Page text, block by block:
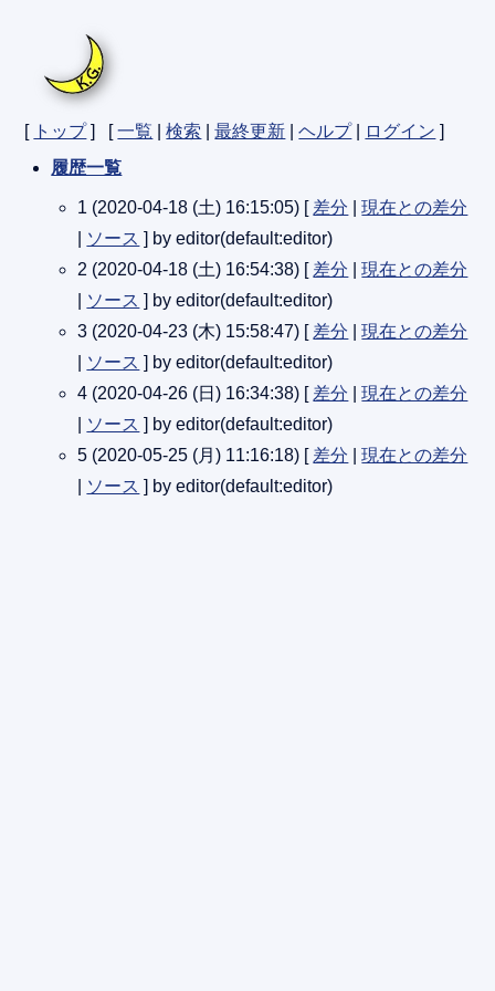
[ トップ] [一覧 |検索 |最終更新 |ヘルプ| ログイン ]
履歴一覧
1 (2020-04-18 (土) 16:15:05) [ 差分 |現在との差分
ソース ] by editor(default:editor)
2 (2020-04-18 (土) 16:54:38) [ 差分 |現在との差分
ソース ] by editor(default:editor)
3 (2020-04-23 (木) 15:58:47) [ 差分 |現在との差分
ソース ] by editor(default:editor)
4 (2020-04-26 (日) 16:34:38) [ 差分 |現在との差分
ソース ] by editor(default:editor)
5 (2020-05-25 (月) 11:16:18) [ 差分 |現在との差分
ソース ] by editor(default:editor)